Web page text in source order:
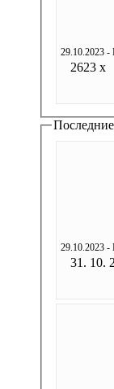
29.10.2023 -
2623 x
29.10.2023 -
31. 10.